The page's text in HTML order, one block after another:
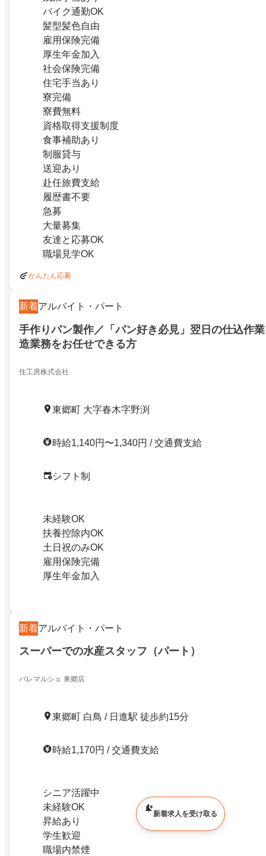
バイク通勤OK
髪型髪色自由
雇用保険完備
厚生年金加入
社会保険完備
住宅手当あり
寮完備
寮費無料
資格取得支援制度
食事補助あり
制服貸与
送迎あり
赴任旅費支給
履歴書不要
急募
大量募集
友達と応募OK
職場見学OK
かんたん応募
新着アルバイト・パート
手作りパン製作／「パン好き必見」翌日の仕込作
造業務をお任せできる方
住工房株式会社
東郷町 大字春木字野渕
時給1,140円〜1,340円 / 交通費支給
シフト制
未経験OK
扶養控除内OK
土日祝のみOK
雇用保険完備
厚生年金加入
新着アルバイト・パート
スーパーでの水産スタッフ（パート）
パレマルシェ 東郷店
東郷町 白鳥 / 日進駅 徒歩約15分
時給1,170円 / 交通費支給
シニア活躍中
未経験OK
昇給あり
学生歓迎
職場内禁煙
新着求人を受け取る